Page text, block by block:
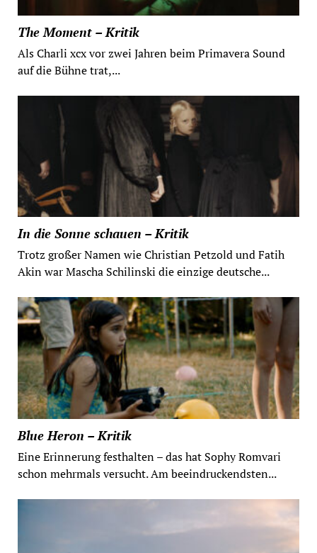
The Moment – Kritik
Als Charli xcx vor zwei Jahren beim Primavera Sound
auf die Bühne trat,...
In die Sonne schauen – Kritik
Trotz großer Namen wie Christian Petzold und Fatih
Akin war Mascha Schilinski die einzige deutsche...
Blue Heron – Kritik
Eine Erinnerung festhalten – das hat Sophy Romvari
schon mehrmals versucht. Am beeindruckendsten...